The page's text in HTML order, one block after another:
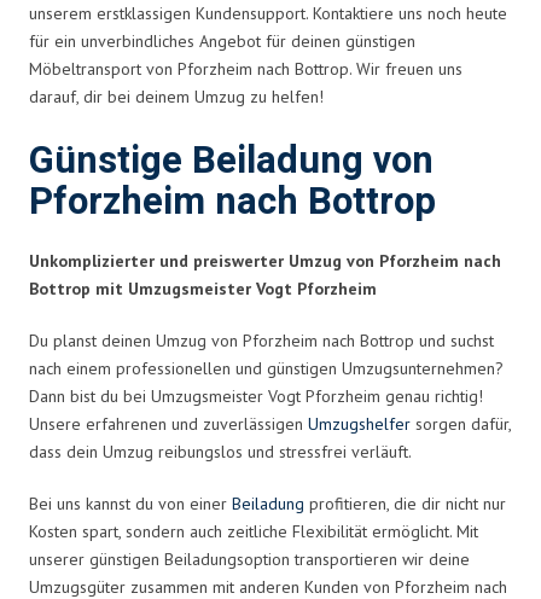
unserem erstklassigen Kundensupport. Kontaktiere uns noch heute
für ein unverbindliches Angebot für deinen günstigen
Möbeltransport von Pforzheim nach Bottrop. Wir freuen uns
darauf, dir bei deinem Umzug zu helfen!
Günstige Beiladung von
Pforzheim nach Bottrop
Unkomplizierter und preiswerter Umzug von Pforzheim nach
Bottrop mit Umzugsmeister Vogt Pforzheim
Du planst deinen Umzug von Pforzheim nach Bottrop und suchst
nach einem professionellen und günstigen Umzugsunternehmen?
Dann bist du bei Umzugsmeister Vogt Pforzheim genau richtig!
Unsere erfahrenen und zuverlässigen Umzugshelfer sorgen dafür,
dass dein Umzug reibungslos und stressfrei verläuft.
Bei uns kannst du von einer Beiladung profitieren, die dir nicht nur
Kosten spart, sondern auch zeitliche Flexibilität ermöglicht. Mit
unserer günstigen Beiladungsoption transportieren wir deine
Umzugsgüter zusammen mit anderen Kunden von Pforzheim nach